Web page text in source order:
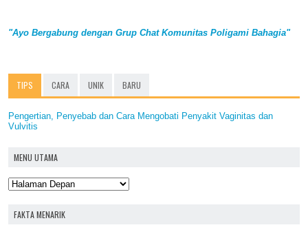
"Ayo Bergabung dengan Grup Chat Komunitas Poligami Bahagia"
TIPS CARA UNIK BARU
Pengertian, Penyebab dan Cara Mengobati Penyakit Vaginitas dan
Vulvitis
MENU UTAMA
FAKTA MENARIK